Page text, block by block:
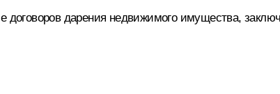
договоров дарения недвижимого имущества,